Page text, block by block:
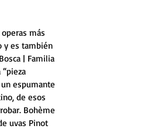
más
y es también
| Familia
espumante
de esos
Bohème
uvas Pinot